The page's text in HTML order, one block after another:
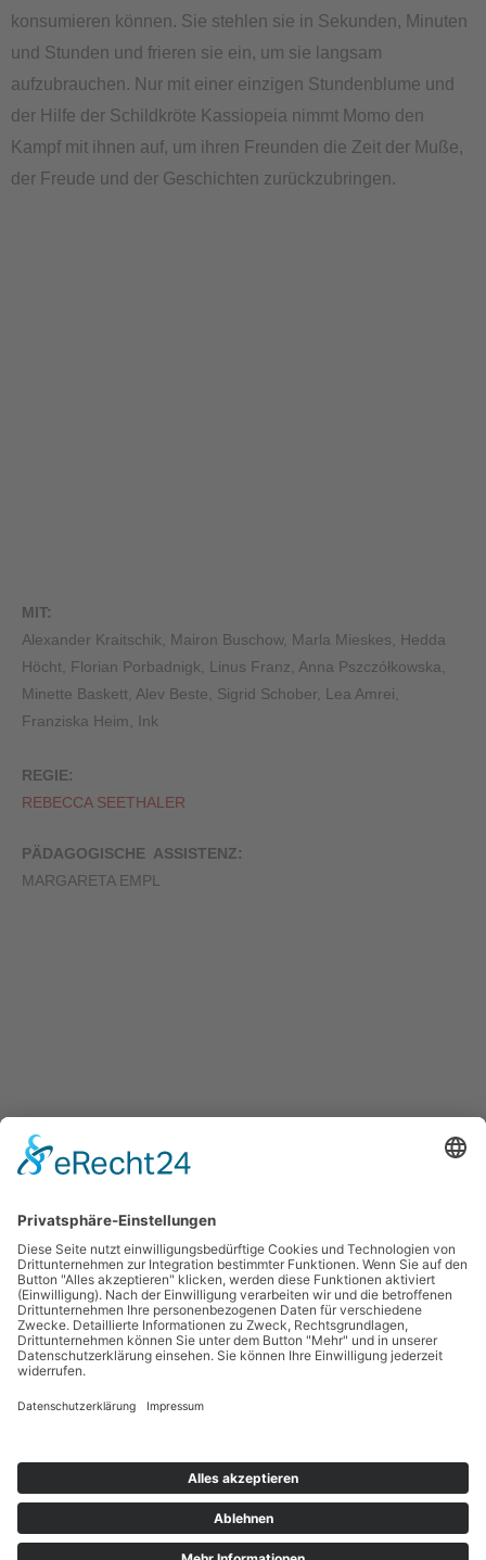
konsumieren können. Sie stehlen sie in Sekunden, Minuten
und Stunden und frieren sie ein, um sie langsam
aufzubrauchen. Nur mit einer einzigen Stundenblume und
der Hilfe der Schildkröte Kassiopeia nimmt Momo den
Kampf mit ihnen auf, um ihren Freunden die Zeit der Muße,
der Freude und der Geschichten zurückzubringen.
MIT:
Alexander Kraitschik, Mairon Buschow, Marla Mieskes, Hedda
Höcht, Florian Porbadnigk, Linus Franz, Anna Pszczó kowska,
Minette Baskett, Alev Beste, Sigrid Schober, Lea Amrei,
Franziska Heim, Ink
REGIE:
REBECCA SEETHALER
PÄDAGOGISCHE ASSISTENZ:
MARGARETA EMPL
2024 kleines theater – KAMMERSPIELE Landshut